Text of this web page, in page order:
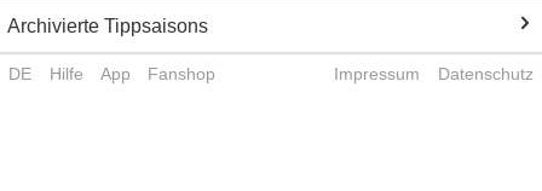
Archivierte Tippsaisons
DE Hilfe App Fanshop Impressum Datenschutz